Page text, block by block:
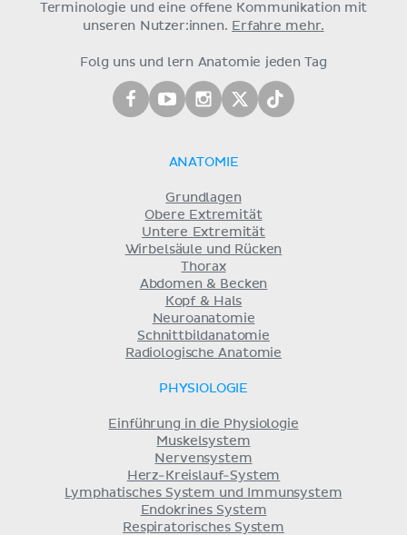
Terminologie und eine offene Kommunikation mit
unseren Nutzer:innen. Erfahre mehr.
Folg uns und lern Anatomie jeden Tag
ANATOMIE
Grundlagen
Obere Extremität
Untere Extremität
Wirbelsäule und Rücken
Thorax
Abdomen & Becken
Kopf & Hals
Neuroanatomie
Schnittbildanatomie
Radiologische Anatomie
PHYSIOLOGIE
Einführung in die Physiologie
Muskelsystem
Nervensystem
Herz-Kreislauf-System
Lymphatisches System und Immunsystem
Endokrines System
Respiratorisches System